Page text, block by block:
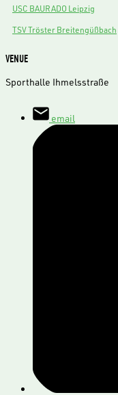
USC BAURADO Leipzig
TSV Tröster Breitengüßbach
VENUE
Sporthalle Ihmelsstraße
email